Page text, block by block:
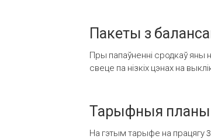
Пакеты з
Пры папаўненні сродкаў яны
свеце па нізкіх цэнах на
Тарыфныя планы
На гэтым тарыфе на працягу